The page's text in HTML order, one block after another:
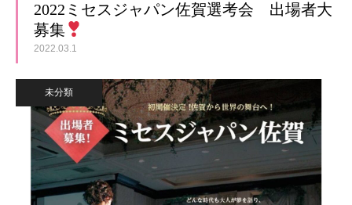
2022ミセスジャパン佐賀選考会 出場者大
募集
2022.03.1
未分類